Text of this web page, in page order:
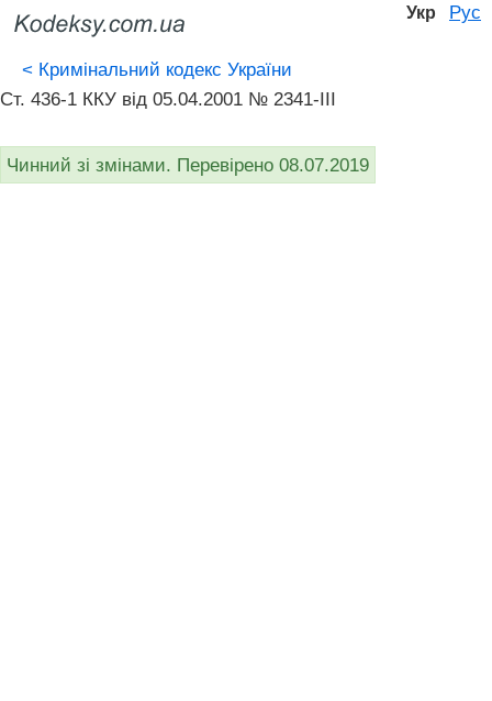
Укр Рус
< Кримінальний кодекс України
Ст. 436-1 ККУ від 05.04.2001 № 2341-III
Чинний зі змінами. Перевірено 08.07.2019